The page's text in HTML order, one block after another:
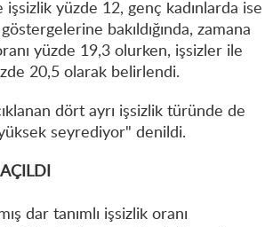
yüzde 12, genç kadınlarda ise
bakıldığında, zamana
yüzde 19,3 olurken, işsizler ile
20,5 olarak belirlendi.
dört ayrı işsizlik türünde de
seyrediyor" denildi.
dar tanımlı işsizlik oranı